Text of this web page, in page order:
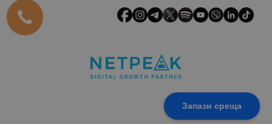
Запази среща